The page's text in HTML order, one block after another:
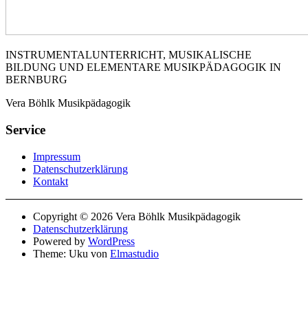
INSTRUMENTALUNTERRICHT, MUSIKALISCHE
BILDUNG UND ELEMENTARE MUSIKPÄDAGOGIK IN
BERNBURG
Vera Böhlk Musikpädagogik
Service
Impressum
Datenschutzerklärung
Kontakt
Copyright © 2026 Vera Böhlk Musikpädagogik
Datenschutzerklärung
Powered by WordPress
Theme: Uku von Elmastudio